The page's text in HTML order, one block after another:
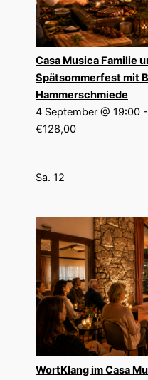
Casa Musica Familie
Spätsommerfest mit
Hammerschmiede
4 September @ 19:00-
€128,00
Sa. 12
WortKlang im Casa